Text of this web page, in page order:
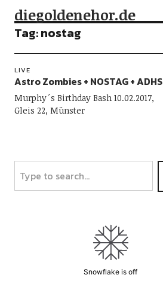
diegoldenehor.de
Tag:nostag
LIVE
Astro Zombies + NOSTAG + ADHS
Murphy´s Birthday Bash 10.02.2017,
Gleis 22, Münster